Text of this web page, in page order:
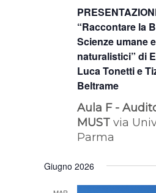
“Raccontare la
Scienze umane
naturalistici” di
Luca Tonetti e
Beltrame
Aula F -
MUSTvia
Parma
Giugno 2026